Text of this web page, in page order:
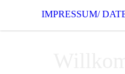
IMPRESSUM/